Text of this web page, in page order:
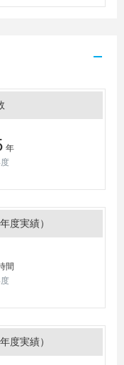
年
度実績）
間
度実績）